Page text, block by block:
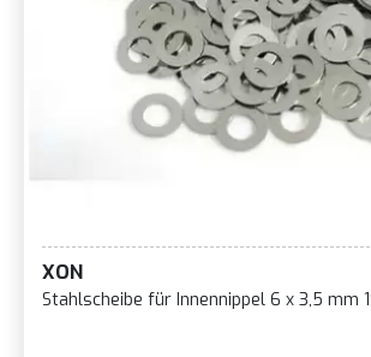
XON
Stahlscheibe für Innennippel 6 x 3,5 mm